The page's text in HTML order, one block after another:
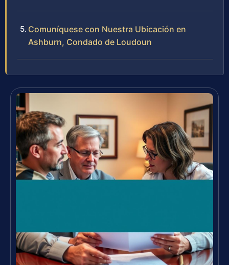
Comuníquese con Nuestra Ubicación en
Ashburn, Condado de Loudoun